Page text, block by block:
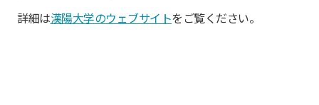
詳細は漢陽大学のウェブサイトをご覧ください。